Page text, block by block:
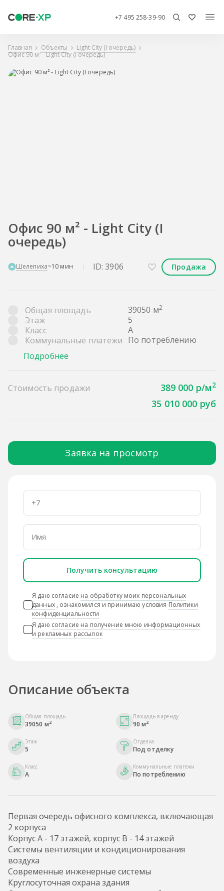
+7 495 258-39-90
Главная Объекты
Light City (I очередь)
Офис 90 м² - Light City (I очередь)
Офис 90 м² - Light City (I
очередь)
Шелепиха~10 мин ID: 3906 Продажа
Общая площадь 39050 м2
Этаж
5
Класс
A
Коммунальные платежи По потреблению
Подробнее
Стоимость продажи 389 000 р/м2
35 010 000 руб
Заявка на просмотр
Получить консультацию
Я даю согласие на обработку моих персональных
данных, ознакомился и принимаю условия Политики
конфиденциальности
Я даю согласие на получение мною информационных
и рекламных рассылок
Описание объекта
Общая площадь
39050 м2
Площадь в аренду
90 м2
Этаж
5
Отделка
Под отделку
Класс
A
Коммунальные платежи
По потреблению
Первая очередь офисного комплекса, включающая
2 корпуса
Корпус А - 17 этажей, корпус B - 14 этажей
Системы вентиляции и кондиционирования
воздуха
Современные инженерные системы
Круглосуточная охрана здания